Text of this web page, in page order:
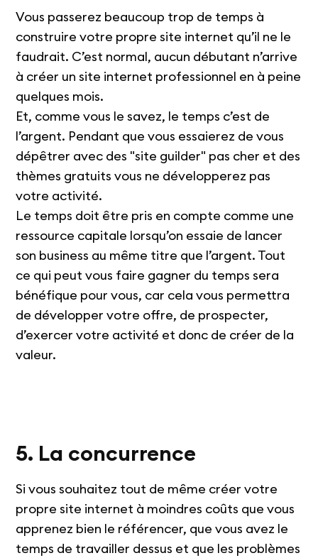
Vous passerez beaucoup trop de temps à
construire votre propre site internet qu’il ne le
faudrait. C’est normal, aucun débutant n’arrive
à créer un site internet professionnel en à peine
quelques mois.
Et, comme vous le savez, le temps c’est de
l’argent. Pendant que vous essaierez de vous
dépêtrer avec des "site guilder" pas cher et des
thèmes gratuits vous ne développerez pas
votre activité.
Le temps doit être pris en compte comme une
ressource capitale lorsqu’on essaie de lancer
son business au même titre que l’argent. Tout
ce qui peut vous faire gagner du temps sera
bénéfique pour vous, car cela vous permettra
de développer votre offre, de prospecter,
d’exercer votre activité et donc de créer de la
valeur.
5. La concurrence
Si vous souhaitez tout de même créer votre
propre site internet à moindres coûts que vous
apprenez bien le référencer, que vous avez le
temps de travailler dessus et que les problèmes